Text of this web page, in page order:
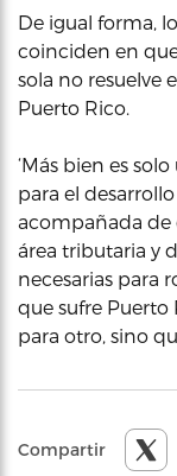
De igual forma,
coinciden en
sola no resuelve
Puerto Rico.
‘Más bien es
para el
acompañada de
área tributaria y
necesarias para
que sufre Puerto
para otro, sino
Compartir